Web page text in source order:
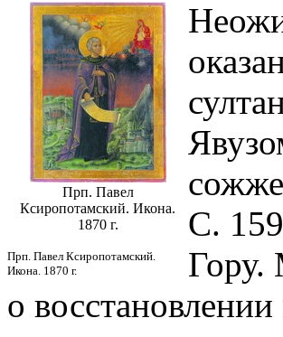
Прп. Павел
Ксиропотамский. Икона.
1870 г.
Прп. Павел Ксиропотамский.
Икона. 1870 г.
С.
Гору.
о